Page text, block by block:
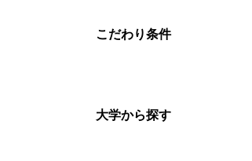
こだわり条件
大学から探す